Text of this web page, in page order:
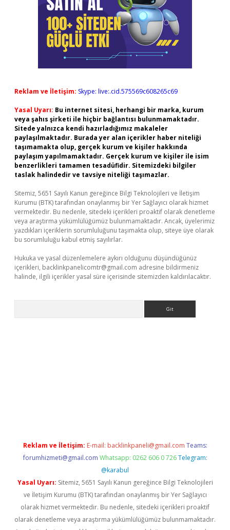
Reklam ve İletişim: Skype: live:.cid.575569c608265c69
Yasal Uyarı: Bu internet sitesi, herhangi bir marka, kurum
veya şahıs şirketi ile hiçbir bağlantısı bulunmamaktadır.
Sitede yalnızca kendi hazırladığımız makaleler
paylaşılmaktadır. Burada yer alan içerikler haber niteliği
taşımamakta olup, gerçek kurum ve kişiler hakkında
paylaşım yapılmamaktadır. Gerçek kurum ve kişiler ile isim
benzerlikleri tamamen tesadüfidir. Sitemizdeki bilgiler
taslak halindedir ve tavsiye niteliği taşımazlar.
Sitemiz, 5651 Sayılı Kanun gereğince Bilgi Teknolojileri ve İletişim
Kurumu (BTK) tarafından onaylanmış bir Yer Sağlayıcı olarak hizmet
vermektedir. Bu nedenle, sitedeki içerikleri proaktif olarak denetleme
veya araştırma yükümlülüğümüz bulunmamaktadır. Ancak, üyelerimiz
yazdıkları içeriklerin sorumluluğunu taşımakta olup, siteye üye olarak
bu sorumluluğu kabul etmiş sayılırlar.
Hukuka ve yasal düzenlemelere aykırı olduğunu düşündüğünüz
içerikleri, backlinkpanelicomtr@gmail.com adresine bildirmeniz
halinde, ilgili içerikler yasal süre içerisinde sitemizden kaldırılacaktır.
Reklam ve İletişim: E-mail: backlinkpaneli@gmail.com Teams:
forumhizmeti@gmail.com Whatsapp: 0262 606 0 726 Telegram:
@karabul
Yasal Uyarı: Sitemiz, 5651 Sayılı Kanun gereğince Bilgi Teknolojileri
ve İletişim Kurumu (BTK) tarafından onaylanmış bir Yer Sağlayıcı
olarak hizmet vermektedir. Bu nedenle, sitedeki içerikleri proaktif
olarak denetleme veya araştırma yükümlülüğümüz bulunmamaktadır.